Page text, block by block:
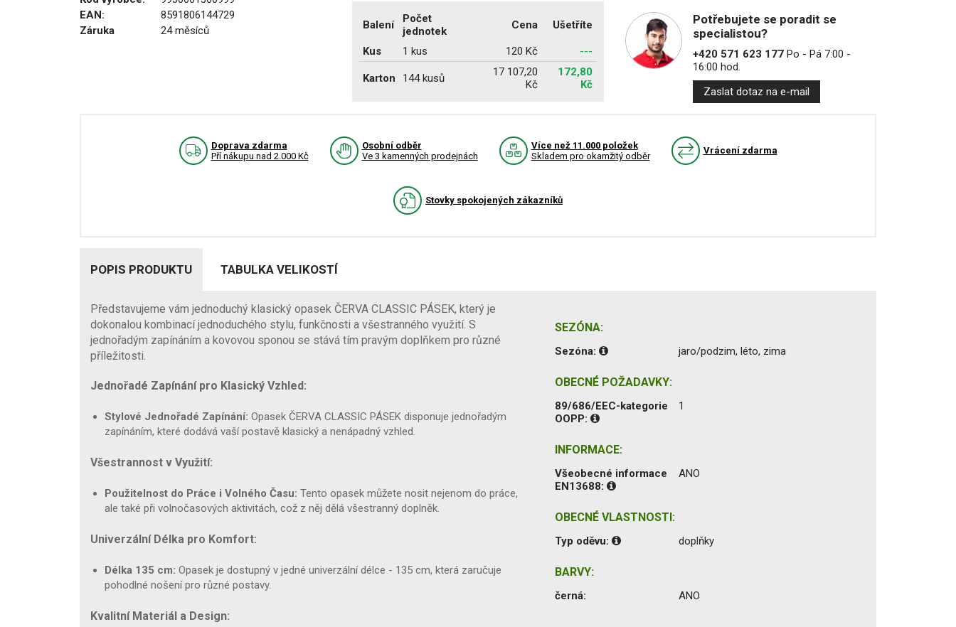
EAN:
8591806144729
Záruka
24 měsíců Balení
Počet
jednotek
Cena Ušetříte
Kus 1 kus 120 Kč ---
Karton 144 kusů
17 107,20
Kč
172,80
Kč
Potřebujete se poradit se
specialistou?
+420 571 623 177Po - Pá 7:00 -
16:00 hod.
Zaslat dotaz na e-mail
Doprava zdarma
Pří nákupu nad 2.000 Kč
Osobní odběr
Ve 3 kamenných prodejnách
Více než 11.000 položek
Skladem pro okamžitý odběr
Vrácení zdarma
Stovky spokojených zákazníků
POPIS PRODUKTU TABULKA VELIKOSTÍ
Představujeme vám jednoduchý klasický opasek ČERVA CLASSIC PÁSEK, který je
dokonalou kombinací jednoduchého stylu, funkčnosti a všestranného využití. S
jednořadým zapínáním a kovovou sponou se stává tím pravým doplňkem pro různé
příležitosti.
Jednořadé Zapínání pro Klasický Vzhled:
Stylové Jednořadé Zapínání: Opasek ČERVA CLASSIC PÁSEK disponuje jednořadým
zapínáním, které dodává vaší postavě klasický a nenápadný vzhled.
Všestrannost v Využití:
Použitelnost do Práce i Volného Času: Tento opasek můžete nosit nejenom do práce,
ale také při volnočasových aktivitách, což z něj dělá všestranný doplněk.
Univerzální Délka pro Komfort:
Délka 135 cm: Opasek je dostupný v jedné univerzální délce - 135 cm, která zaručuje
pohodlné nošení pro různé postavy.
Kvalitní Materiál a Design:
SEZÓNA:
Sezóna: jaro/podzim, léto, zima
OBECNÉ POŽADAVKY:
89/686/EEC-kategorie
OOPP:
1
INFORMACE:
Všeobecné informace
EN13688:
ANO
OBECNÉ VLASTNOSTI:
Typ oděvu: doplňky
BARVY:
černá: ANO